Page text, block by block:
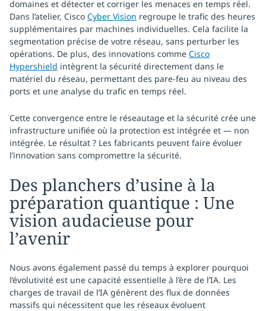
domaines et détecter et corriger les menaces en temps réel.
Dans l’atelier, Cisco Cyber Vision regroupe le trafic des heures
supplémentaires par machines individuelles. Cela facilite la
segmentation précise de votre réseau, sans perturber les
opérations. De plus, des innovations comme Cisco
Hypershield intègrent la sécurité directement dans le
matériel du réseau, permettant des pare-feu au niveau des
ports et une analyse du trafic en temps réel.
Cette convergence entre le réseautage et la sécurité crée une
infrastructure unifiée où la protection est intégrée et — non
intégrée. Le résultat ? Les fabricants peuvent faire évoluer
l’innovation sans compromettre la sécurité.
Des planchers d’usine à la
préparation quantique : Une
vision audacieuse pour
l’avenir
Nous avons également passé du temps à explorer pourquoi
l’évolutivité est une capacité essentielle à l’ère de l’IA. Les
charges de travail de l’IA génèrent des flux de données
massifs qui nécessitent que les réseaux évoluent